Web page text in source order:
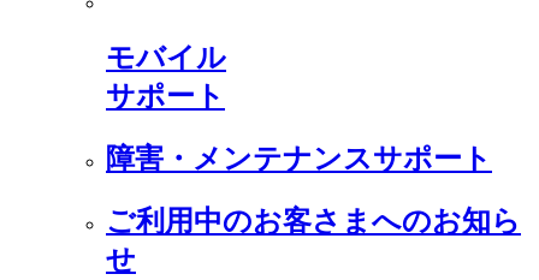
モバイル
サポート
障害・メンテナンスサポート
ご利用中のお客さまへのお知ら
せ